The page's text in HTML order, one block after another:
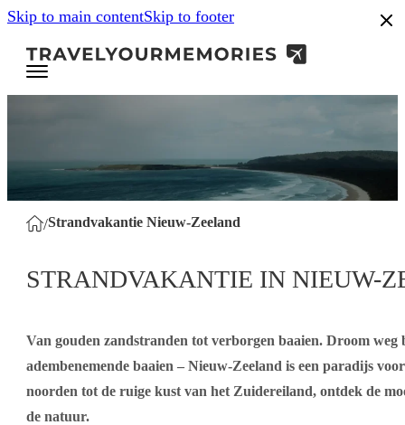
Skip to main contentSkip to footer
/Strandvakantie Nieuw-Zeeland
STRANDVAKANTIE IN NIEUW-
Van gouden zandstranden tot verborgen baaien. Droom
adembenemende baaien – Nieuw-Zeeland is een paradijs
noorden tot de ruige kust van het Zuidereiland, ontdek de
de natuur.